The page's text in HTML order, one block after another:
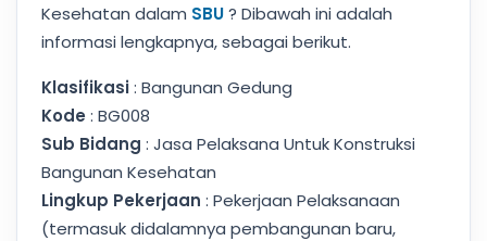
Kesehatan dalam SBU? Dibawah ini adalah
informasi lengkapnya, sebagai berikut.
Klasifikasi: Bangunan Gedung
Kode : BG008
Sub Bidang : Jasa Pelaksana Untuk Konstruksi
Bangunan Kesehatan
Lingkup Pekerjaan : Pekerjaan Pelaksanaan
(termasuk didalamnya pembangunan baru,